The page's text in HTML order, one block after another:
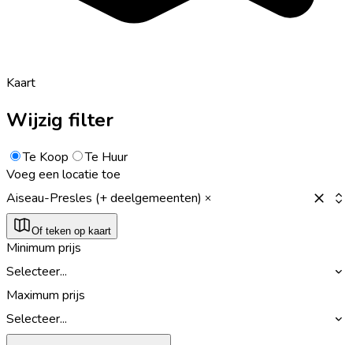
Kaart
Wijzig filter
Te Koop
Te Huur
Voeg een locatie toe
Aiseau-Presles (+ deelgemeenten)
Of teken op kaart
Minimum prijs
Selecteer...
Maximum prijs
Selecteer...